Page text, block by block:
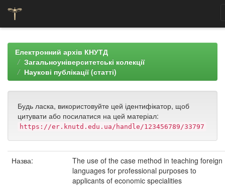
navigationЕлектронний архів КНУТД
Загальноуніверситетські колекції
Наукові публікації (статті)
Будь ласка, використовуйте цей ідентифікатор, щоб
цитувати або посилатися на цей матеріал:
https://er.knutd.edu.ua/handle/123456789/33797
Назва:
The use of the case method in teaching foreign
languages for professional purposes to
applicants of economic specialities